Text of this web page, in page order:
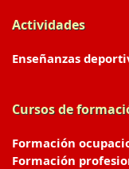
Actividades
Enseñanzas
Cursos de
Formación
Formación